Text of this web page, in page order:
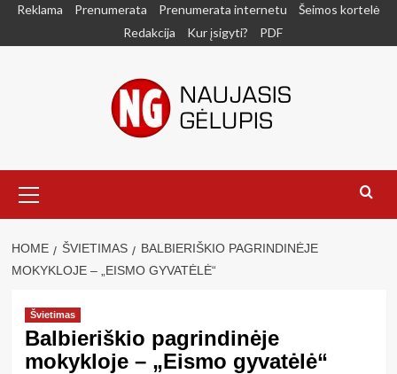
SkipReklama Prenumerata Prenumerata internetu
Šeimos kortelė
Redakcija
Kur įsigyti? PDF
Menu
HOME ŠVIETIMAS
BALBIERIŠKIO PAGRINDINĖJE
MOKYKLOJE – „EISMO GYVATĖLĖ“
Švietimas
Balbieriškio pagrindinėje
mokykloje – „Eismo gyvatėlė“